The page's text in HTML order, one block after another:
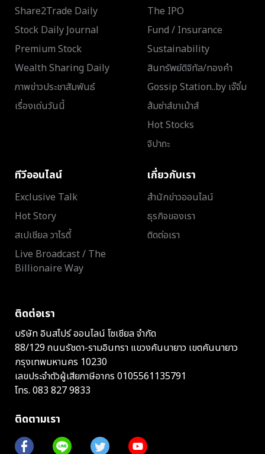
Share2Trade Daily
Stock Daily Journal
Premium Stock
Wealth Sharing Daily
ภาพข่าวประชาสัมพันธ์
เรื่องเด่นวันนี้
The IPO
Fund / Insurance
Sustainability
สินทรัพย์ดิจิทัล/ทองคำ
Gossip Station..by เจ๊จิ๋ม
ส้มซ่าส์ขาเม้าส์
Hot Stocks
จิปาถะ
ทีวีออนไลน์
Exclusive Talk
Hot Story
สเปเชียล วาไรตี้
Live Broadcast / The
Billionaire Way
เกี่ยวกับเรา
สำนักข่าวออนไลน์
ธุรกิจของเรา
ติดต่อเรา
ติดต่อเรา
บริษัท อินสไปร์ ออนไลน์ โซเชียล จำกัด
88/129 ถนนรัชดา-รามอินทรา แขวงคันนายาว เขตคันนายาว
กรุงเทพมหานคร 10230
เลขประจำตัวผู้เสียภาษีอากร 0105561135791
โทร. 083 827 9833
ติดตามเรา